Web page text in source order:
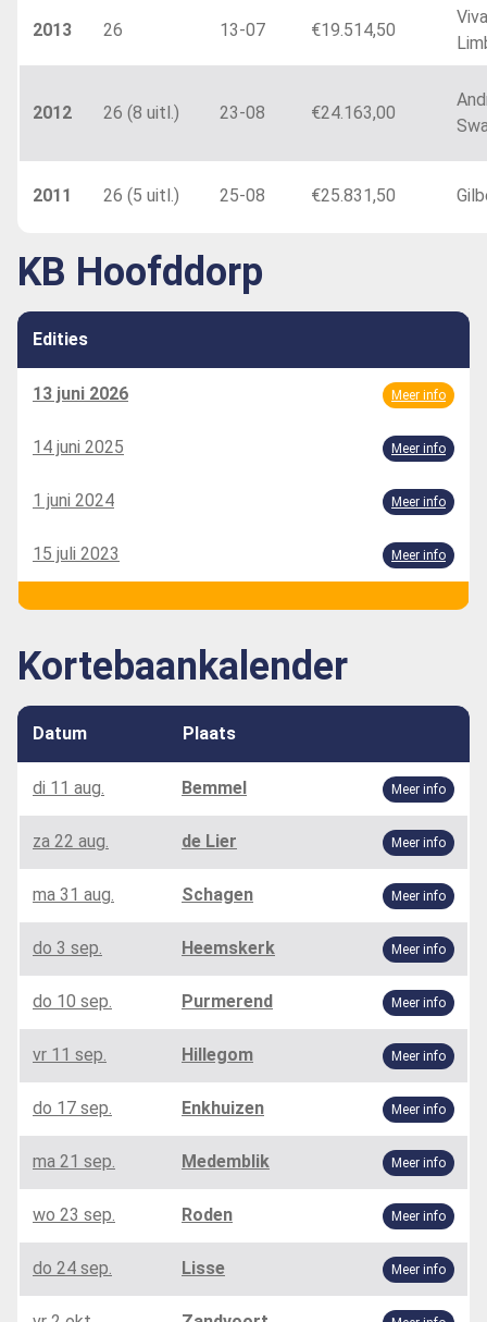
2013 26 13-07 €19.514,50
2012 26 (8 uitl.) 23-08 €24.163,00
2011 26 (5 uitl.) 25-08 €25.831,50
KB Hoofddorp
Edities
13 juni 2026 Meer info
14 juni 2025 Meer info
1 juni 2024 Meer info
15 juli 2023 Meer info
Kortebaankalender
Datum Plaats
di 11 aug. Bemmel Meer info
za 22 aug. de Lier Meer info
ma 31 aug. Schagen Meer info
do 3 sep. Heemskerk Meer info
do 10 sep. Purmerend Meer info
vr 11 sep. Hillegom Meer info
do 17 sep. Enkhuizen Meer info
ma 21 sep. Medemblik Meer info
wo 23 sep. Roden Meer info
do 24 sep. Lisse Meer info